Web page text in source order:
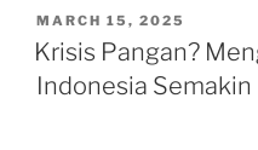
POSTED
ON
MARCH 15, 2025
Krisis Pangan?
Indonesia